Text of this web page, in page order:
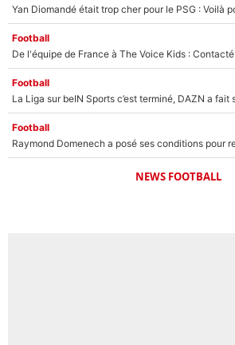
Football
Football
Football
NEWS FOOTBALL